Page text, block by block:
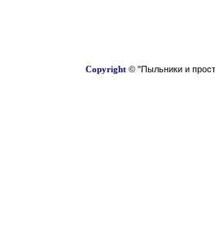
Copyright © "Пыльники и